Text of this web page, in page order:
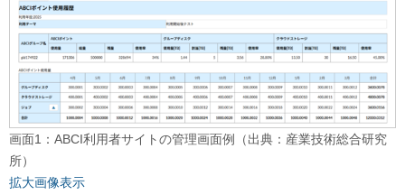
画面1：ABCI利用者サイトの管理画面例（出典：産業技術総合研究
所）
拡大画像表示